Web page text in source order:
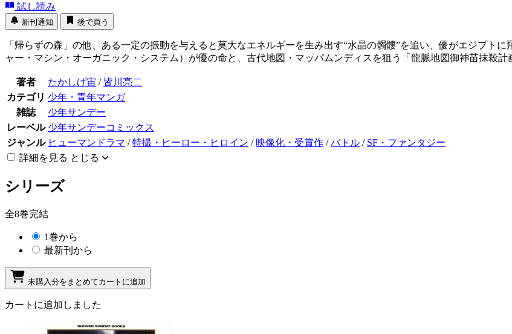
試し読み
新刊通知 後で買う
「帰らずの森」の他、ある一定の振動を与えると莫大なエネルギーを生み出す“水晶の髑髏”を追い、優がエジプト
ャー・マシン・オーガニック・システム）が優の命と、古代地図・マッパムンディスを狙う「龍脈地図御神苗抹殺計
著者 たかしげ宙 / 皆川亮二
カテゴリ 少年・青年マンガ
雑誌
少年サンデー
レーベル 少年サンデーコミックス
ジャンル ヒューマンドラマ /特撮・ヒーロー・ヒロイン / 映像化・受賞作 /バトル / SF・ファンタジー
詳細を見る とじる
シリーズ
全8巻完結
1巻から
最新刊から
未購入分をまとめてカートに追加
カートに追加しました